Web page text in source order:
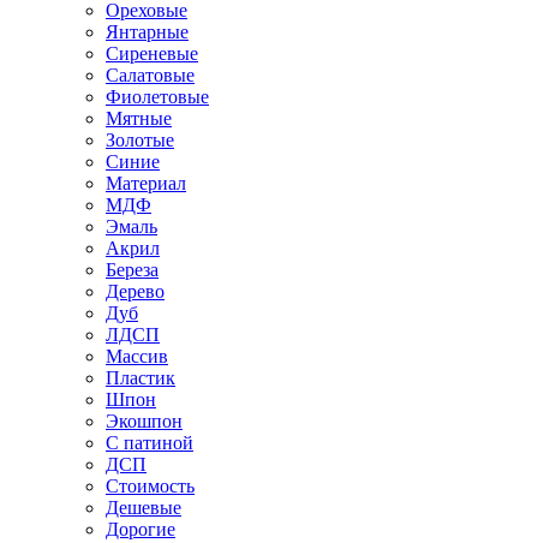
Ореховые
Янтарные
Сиреневые
Салатовые
Фиолетовые
Мятные
Золотые
Синие
Материал
МДФ
Эмаль
Акрил
Береза
Дерево
Дуб
ЛДСП
Массив
Пластик
Шпон
Экошпон
С патиной
ДСП
Стоимость
Дешевые
Дорогие